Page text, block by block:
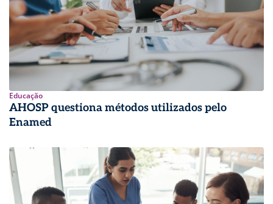
Educação
AHOSP questiona métodos utilizados pelo
Enamed